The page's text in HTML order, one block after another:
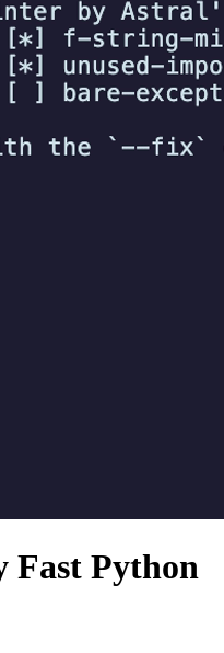
Python